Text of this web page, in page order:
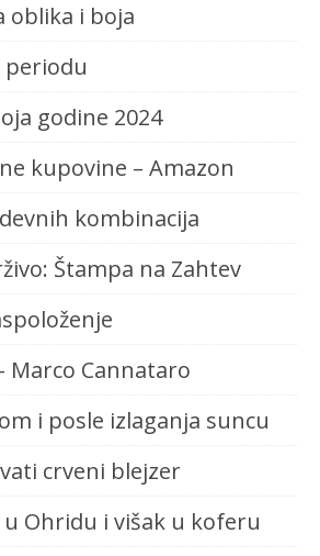
oblika i boja
periodu
godine 2024
kupovine – Amazon
kombinacija
Štampa na Zahtev
Marco Cannataro
i posle izlaganja suncu
crveni blejzer
Ohridu i višak u koferu